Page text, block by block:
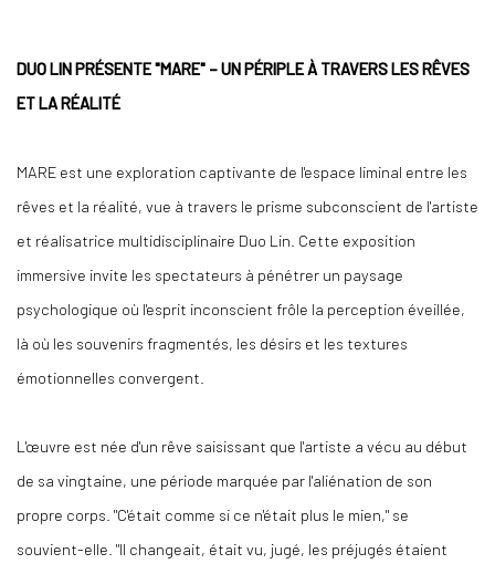
DUO LIN PRÉSENTE "MARE" – UN PÉRIPLE À TRAVERS LES RÊVES
ET LA RÉALITÉ
MARE est une exploration captivante de l'espace liminal entre les
rêves et la réalité, vue à travers le prisme subconscient de l'artiste
et réalisatrice multidisciplinaire Duo Lin. Cette exposition
immersive invite les spectateurs à pénétrer un paysage
psychologique où l'esprit inconscient frôle la perception éveillée,
là où les souvenirs fragmentés, les désirs et les textures
émotionnelles convergent.
L'œuvre est née d'un rêve saisissant que l'artiste a vécu au début
de sa vingtaine, une période marquée par l'aliénation de son
propre corps. "C'était comme si ce n'était plus le mien," se
souvient-elle. "Il changeait, était vu, jugé, les préjugés étaient